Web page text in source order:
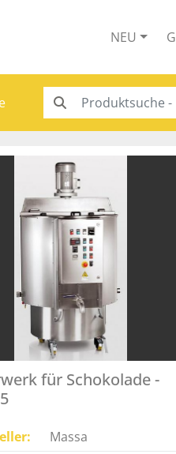
NEU
für Schokolade -
Massa